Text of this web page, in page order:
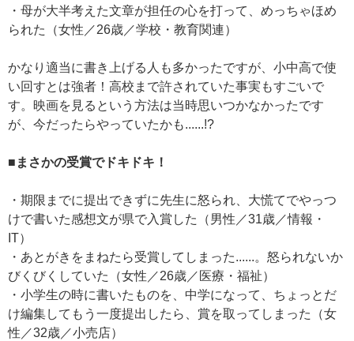
・母が大半考えた文章が担任の心を打って、めっちゃほめ
られた（女性／26歳／学校・教育関連）
かなり適当に書き上げる人も多かったですが、小中高で使
い回すとは強者！高校まで許されていた事実もすごいで
す。映画を見るという方法は当時思いつかなかったです
が、今だったらやっていたかも......!?
■まさかの受賞でドキドキ！
・期限までに提出できずに先生に怒られ、大慌てでやっつ
けで書いた感想文が県で入賞した（男性／31歳／情報・
IT）
・あとがきをまねたら受賞してしまった......。怒られないか
びくびくしていた（女性／26歳／医療・福祉）
・小学生の時に書いたものを、中学になって、ちょっとだ
け編集してもう一度提出したら、賞を取ってしまった（女
性／32歳／小売店）